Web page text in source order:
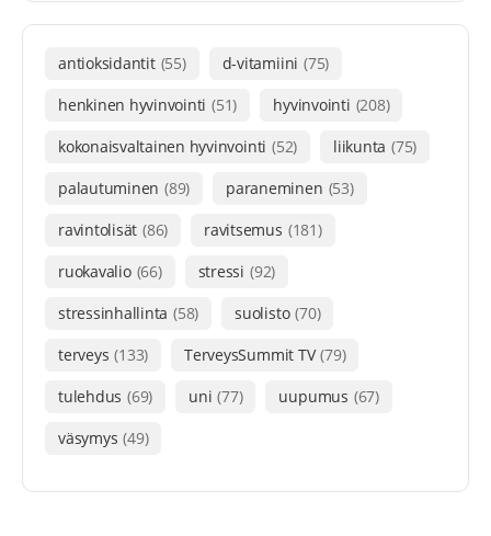
antioksidantit (55) d-vitamiini (75)
henkinen hyvinvointi (51) hyvinvointi (208)
kokonaisvaltainen hyvinvointi (52) liikunta (75)
palautuminen (89) paraneminen (53)
ravintolisät (86) ravitsemus (181)
ruokavalio (66) stressi (92)
stressinhallinta (58) suolisto (70)
terveys (133) TerveysSummit TV (79)
tulehdus (69) uni (77) uupumus (67)
väsymys (49)